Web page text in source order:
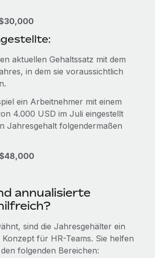
von Mitarbeiter:innen
von Benefits
und Contractor Management
wollen wir bei Remote Unternehmen
unterstützen, die beste...
Mitarbeiter:innen in 19 Ländern
für mobile Apps. Das...
aktuellen Gehaltssatz mit dem
in dem sie voraussichtlich
ein Arbeitnehmer mit einem
4.000 USD im Juli eingestellt
Jahresgehalt folgendermaßen
annualisierte
sind die Jahresgehälter ein
für HR-Teams. Sie helfen
folgenden Bereichen: